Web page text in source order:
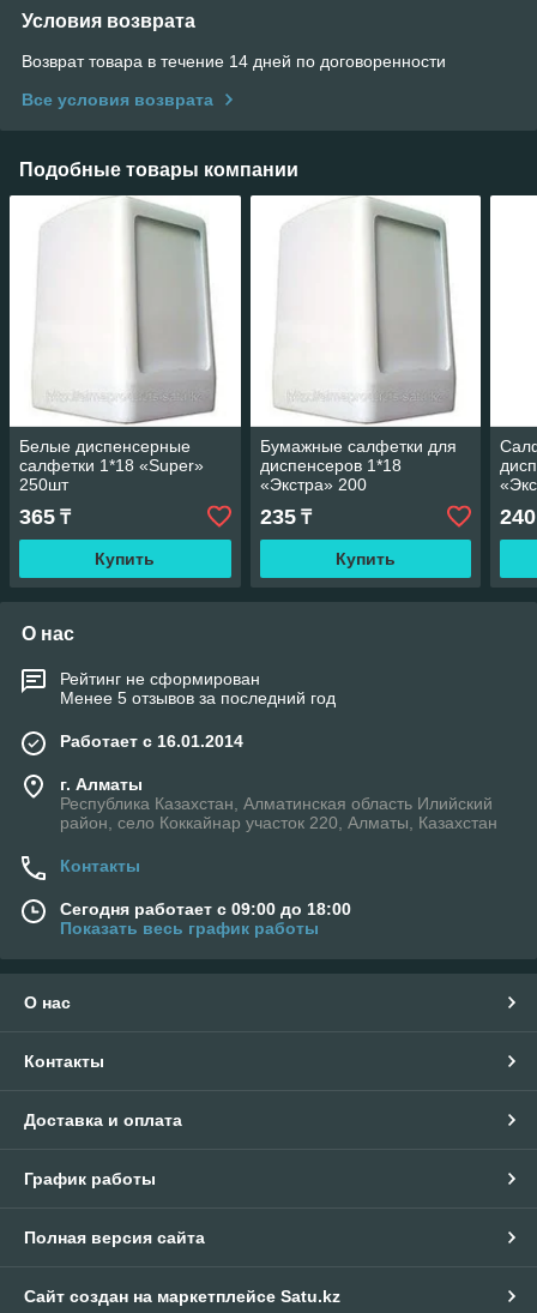
Условия возврата
Возврат товара в течение 14 дней по договоренности
Все условия возврата
Подобные товары компании
Белые диспенсерные
салфетки 1*18 «Super»
250шт
365 ₸
Купить
Бумажные салфетки для
диспенсеров 1*18
«Экстра» 200
235₸
Купить
240
О нас
Рейтинг не сформирован
Менее 5 отзывов за последний год
Работает с 16.01.2014
г. Алматы
Республика Казахстан, Алматинская область Илийский
район, село Коккайнар участок 220, Алматы, Казахстан
Контакты
Сегодня работает с 09:00 до 18:00
Показать весь график работы
О нас
Контакты
Доставка и оплата
График работы
Полная версия сайта
Сайт создан на маркетплейсе Satu.kz